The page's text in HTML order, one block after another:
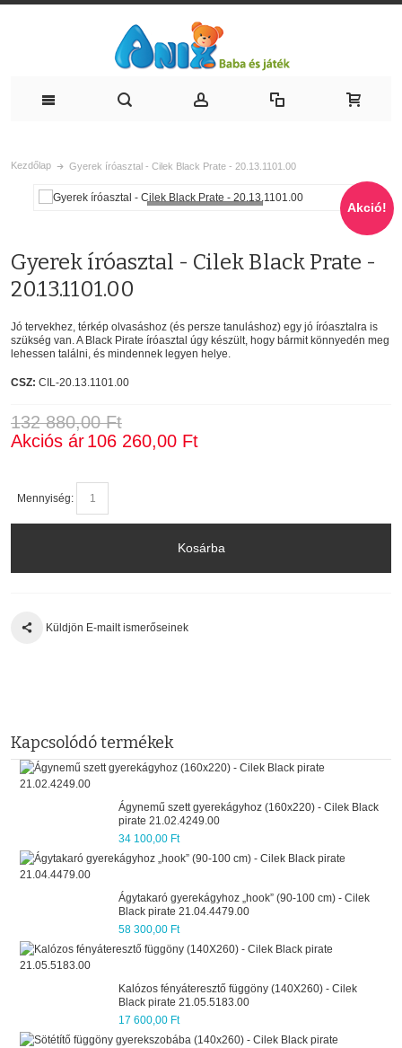
Kezdőlap Gyerek íróasztal - Cilek Black Prate - 20.13.1101.00
Akció!
Gyerek íróasztal - Cilek Black Prate -
20.13.1101.00
Jó tervekhez, térkép olvasáshoz (és persze tanuláshoz) egy jó íróasztalra is
szükség van. A Black Pirate íróasztal úgy készült, hogy bármit könnyedén meg
lehessen találni, és mindennek legyen helye.
CSZ: CIL-20.13.1101.00
132 880,00 Ft
Akciós ár106 260,00 Ft
Mennyiség:
Kosárba
Küldjön E-mailt ismerőseinek
Kapcsolódó termékek
Ágynemű szett gyerekágyhoz (160x220) - Cilek Black
pirate 21.02.4249.00
34 100,00 Ft
Ágytakaró gyerekágyhoz „hook” (90-100 cm) - Cilek
Black pirate 21.04.4479.00
58 300,00 Ft
Kalózos fényáteresztő függöny (140X260) - Cilek
Black pirate 21.05.5183.00
17 600,00 Ft